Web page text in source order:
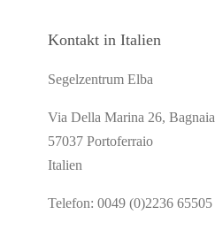
Kontakt in Italien
Segelzentrum Elba
Via Della Marina 26, Bagnaia
57037 Portoferraio
Italien
Telefon: 0049 (0)2236 65505